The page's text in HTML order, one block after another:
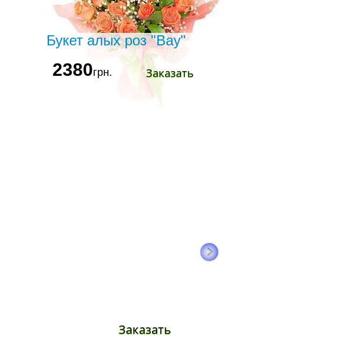
Букет алых роз "Вау"
2380грн. Заказать
Заказать